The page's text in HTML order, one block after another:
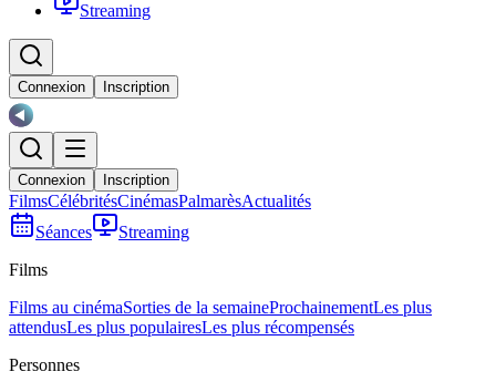
Streaming
Connexion Inscription
Connexion Inscription
FilmsCélébritésCinémasPalmarèsActualités
Séances
Streaming
Films
Films au cinémaSorties de la semaineProchainementLes plus
attendusLes plus populairesLes plus récompensés
Personnes